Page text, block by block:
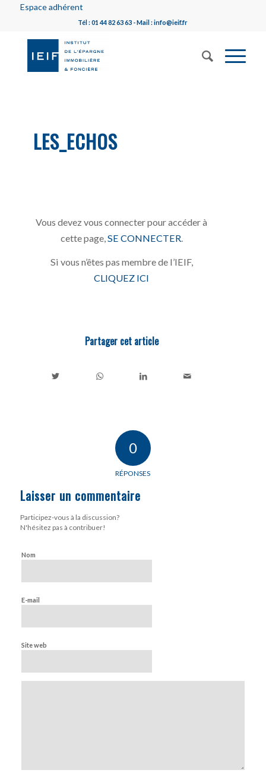
Espace adhérent
Tél : 01 44 82 63 63 - Mail : info@ieif.fr
LES_ECHOS
Vous devez vous connecter pour accéder à
cette page, SE CONNECTER
Si vous n’êtes pas membre de l’IEIF,
CLIQUEZ ICI
Partager cet article
0
RÉPONSES
Laisser un commentaire
Participez-vous à la discussion?
N'hésitez pas à contribuer!
Nom
E-mail
Site web